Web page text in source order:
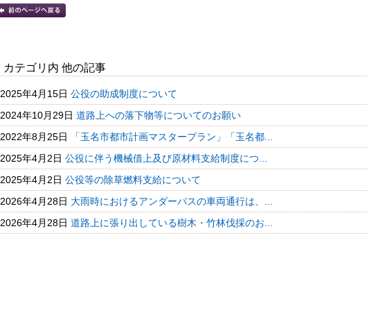
カテゴリ内 他の記事
2025年4月15日 公役の助成制度について
2024年10月29日 道路上への落下物等についてのお願い
2022年8月25日
「玉名市都市計画マスタープラン」「玉名都...
2025年4月2日 公役に伴う機械借上及び原材料支給制度につ...
2025年4月2日 公役等の除草燃料支給について
2026年4月28日 大雨時におけるアンダーパスの車両通行は、...
2026年4月28日 道路上に張り出している樹木・竹林伐採のお...